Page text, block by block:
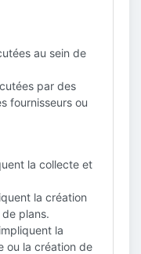
au sein de
par des
fournisseurs ou
la collecte et
la création
plans.
la
ou la création de